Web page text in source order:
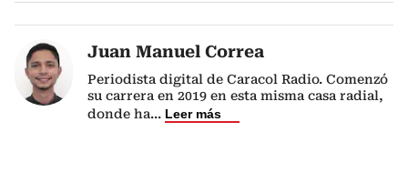
Juan Manuel Correa
Periodista digital de Caracol Radio. Comenzó
su carrera en 2019 en esta misma casa radial,
donde ha... Leer más